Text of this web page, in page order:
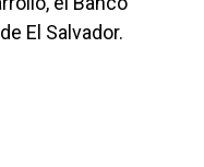
El Salvador.